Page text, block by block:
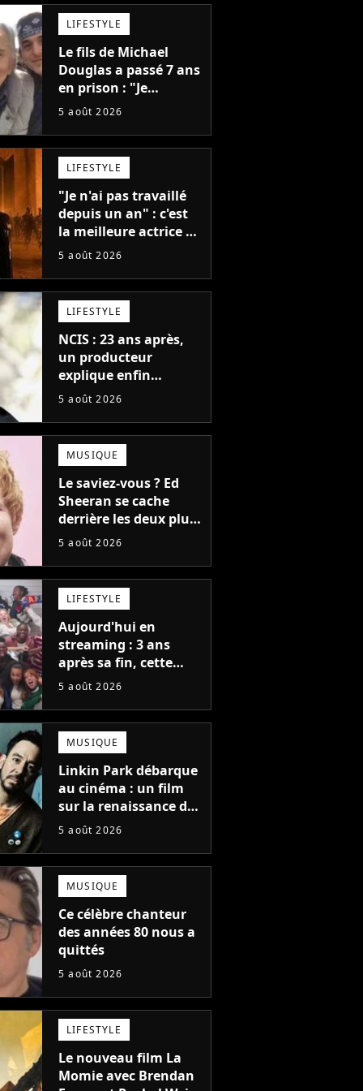
LIFESTYLE
Le fils de Michael
Douglas a passé 7 ans
en prison : "Je
distribuais des joints
5 août 2026
LIFESTYLE
"Je n'ai pas travaillé
depuis un an" : c'est
la meilleure actrice de
L'Odyssée, mais
donner de rôle au
cinéma
5 août 2026
LIFESTYLE
NCIS : 23 ans après,
un producteur
explique enfin
l'origine de l'idée la
(et on ne parle pas du
bateau)
5 août 2026
MUSIQUE
Le saviez-vous ? Ed
Sheeran se cache
derrière les deux plus
gros tubes du
5 août 2026
LIFESTYLE
Aujourd'hui en
streaming : 3 ans
après sa fin, cette
série aux 13 Emmy
une suite...
totalement différente
5 août 2026
MUSIQUE
Linkin Park débarque
au cinéma : un film
sur la renaissance du
groupe arrive en
5 août 2026
MUSIQUE
Ce célèbre chanteur
des années 80 nous a
quittés
5 août 2026
LIFESTYLE
Le nouveau film La
Momie avec Brendan